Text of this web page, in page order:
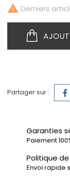
 Derniers
Partager sur :
Garanties
Paiement
Politique
Envoi rapide